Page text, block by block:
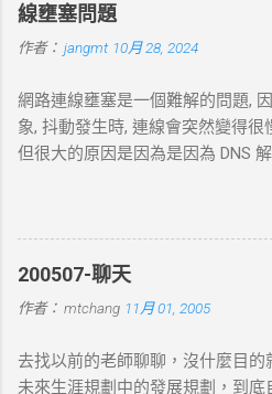
線壅塞問題
作者： jangmt 10月 28, 2024
網路連線壅塞是一個難解的問題,
象, 抖動發生時, 連線會突然變得很
但很大的原因是因為是因為 DNS
以下幾個主要步驟： 1. DNS 查詢
進行查詢，獲取目標伺服器的 IP
返回 IP 地址， curl 將繼續下一步
DNS 錯誤並中止。 2. TCP 三向交
核發送一個 SYN 封包，目標伺服
200507-聊天
作者： mtchang 11月 01, 2005
去找以前的老師聊聊，沒什麼目
未來生涯規劃中的發展規劃，到底